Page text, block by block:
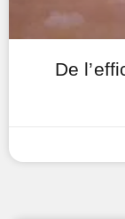
De